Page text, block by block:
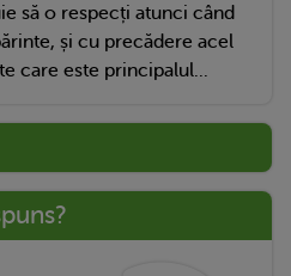
să o respecți atunci când
și cu precădere acel
care este principalul...